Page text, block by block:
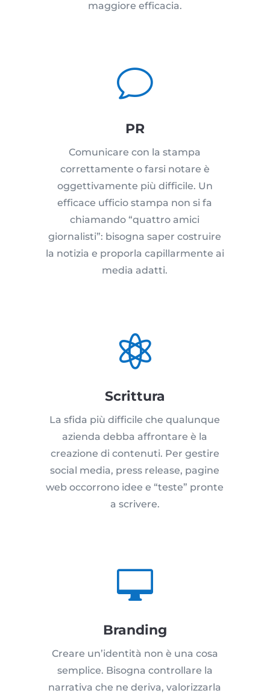
maggiore efficacia.
v
PR
Comunicare con la stampa
correttamente o farsi notare è
oggettivamente più difficile. Un
efficace ufficio stampa non si fa
chiamando “quattro amici
giornalisti”: bisogna saper costruire
la notizia e proporla capillarmente ai
media adatti.

Scrittura
La sfida più difficile che qualunque
azienda debba affrontare è la
creazione di contenuti. Per gestire
social media, press release, pagine
web occorrono idee e “teste” pronte
a scrivere.

Branding
Creare un’identità non è una cosa
semplice. Bisogna controllare la
narrativa che ne deriva, valorizzarla